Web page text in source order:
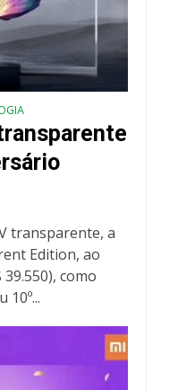
transparente, a
Edition, ao
como
10º...